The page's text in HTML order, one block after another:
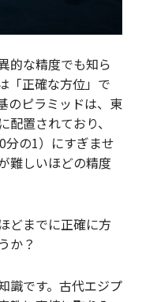
的な精度でも知ら
「正確な方位」で
のピラミッドは、東
置されており、
分の1）にすぎませ
難しいほどの精度
どまでに正確に方
か？
識です。古代エジプ